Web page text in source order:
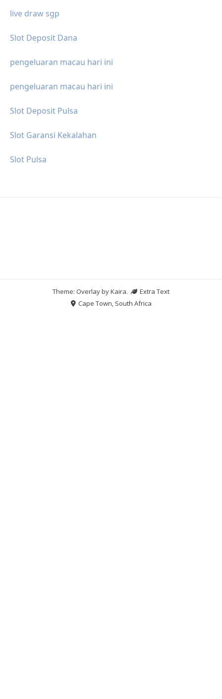
live draw sgp
Slot Deposit Dana
pengeluaran macau hari ini
pengeluaran macau hari ini
Slot Deposit Pulsa
Slot Garansi Kekalahan
Slot Pulsa
Theme: Overlay byKaira.
Extra Text
Cape Town, South Africa